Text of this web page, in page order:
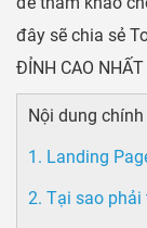
đây sẽ chia sẻ
ĐỈNH CAO
Nội dung chính
1. Landing
2. Tại sao phải